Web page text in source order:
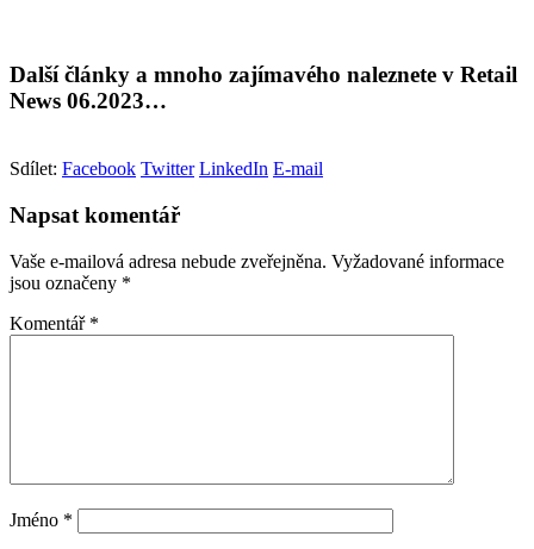
Další články a mnoho zajímavého naleznete v Retail
News 06.2023…
Sdílet: Facebook Twitter LinkedIn E-mail
Napsat komentář
Vaše e-mailová adresa nebude zveřejněna. Vyžadované informace
jsou označeny *
Komentář *
Jméno *